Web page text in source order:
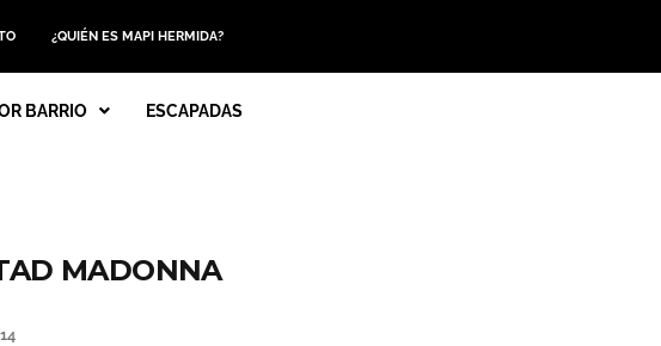
¿QUIÉN ES MAPI HERMIDA?
BARRIO ESCAPADAS
MADONNA